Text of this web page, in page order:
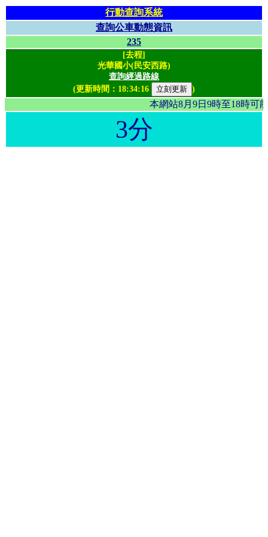
行動查詢系統
查詢公車動態資訊
235
[去程]
光華國小(民安西路)
查詢經過路線
(更新時間： 18:34:16 )
本網站8月9日9時至18
3分